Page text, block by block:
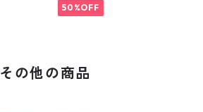
50%OFF
その他の商品